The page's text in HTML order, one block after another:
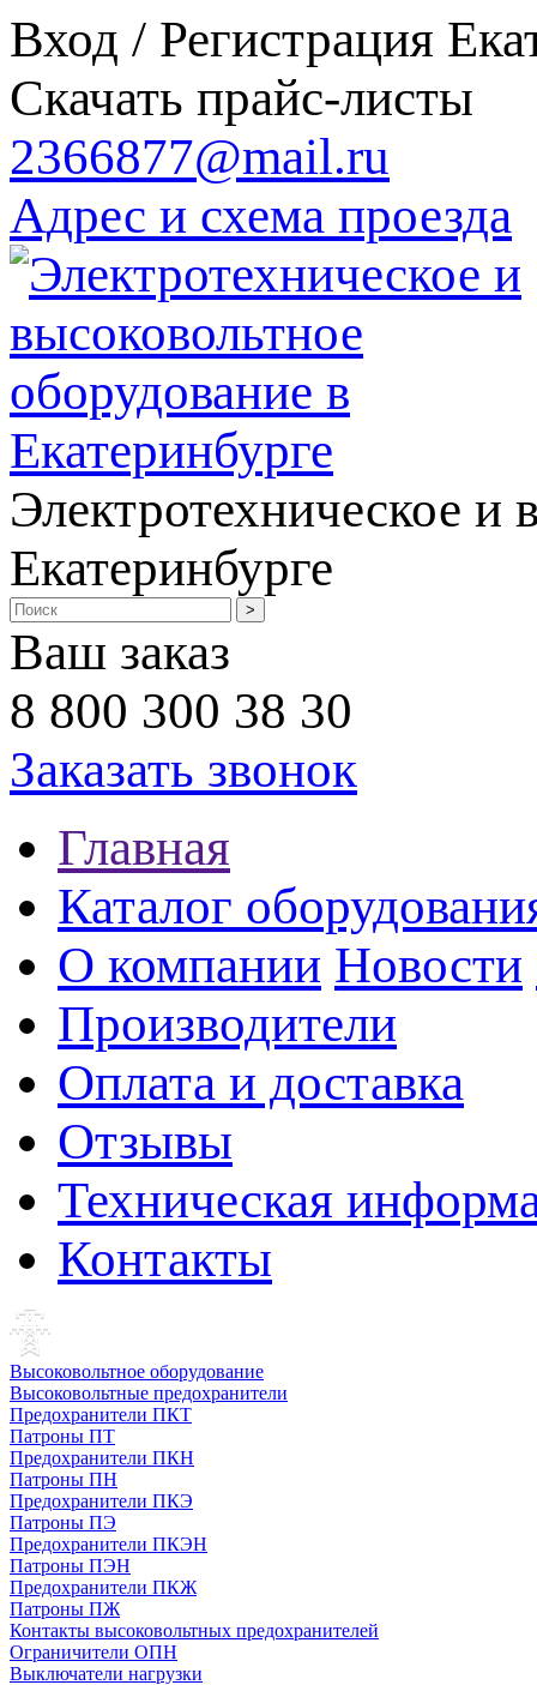
Вход / Регистрация
Скачать прайс-листы
2366877@mail.ru
Адрес и схема проезда
Электротехническое и
Екатеринбурге
Ваш заказ
8 800 300 38 30
Заказать звонок
Главная
Каталог
О компании Новости
Производители
Оплата и доставка
Отзывы
Техническая
Контакты
Высоковольтное оборудование
Высоковольтные предохранители
Предохранители ПКТ
Патроны ПТ
Предохранители ПКН
Патроны ПН
Предохранители ПКЭ
Патроны ПЭ
Предохранители ПКЭН
Патроны ПЭН
Предохранители ПКЖ
Патроны ПЖ
Контакты высоковольтных предохранителей
Ограничители ОПН
Выключатели нагрузки